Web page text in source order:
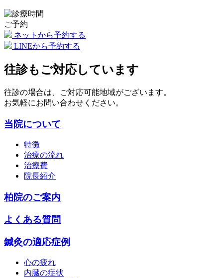
ご予約
ネットから予約する
LINEから予約する
往診もご対応しています
往診の場合は、ご対応可能地域がございます。
お気軽にお問い合わせください。
当院について
特徴
治療の流れ
治療費
院長紹介
柏院のご案内
よくある質問
鍼灸の適応症例
心の疲れ
内臓の症状